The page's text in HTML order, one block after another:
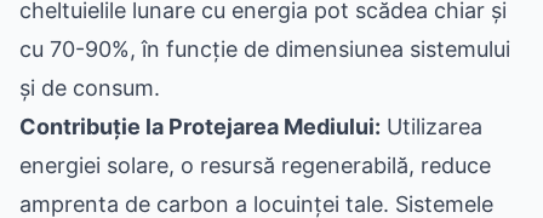
cheltuielile lunare cu energia pot scădea chiar și
cu 70-90%, în funcție de dimensiunea sistemului
și de consum.
Contribuție la Protejarea Mediului: Utilizarea
energiei solare, o resursă regenerabilă, reduce
amprenta de carbon a locuinței tale. Sistemele